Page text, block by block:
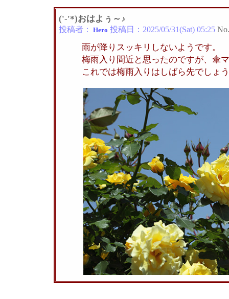
('-'*)おはよぅ～♪
投稿者： Hero 投稿日： 2025/05/31(Sat) 05:25 No.
雨が降りスッキリしないようです。
梅雨入り間近と思ったのですが、傘
これでは梅雨入りはしばら先でしょ